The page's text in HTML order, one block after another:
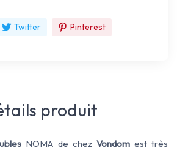
Twitter Pinterest
produit
NOMA de chez Vondomest très